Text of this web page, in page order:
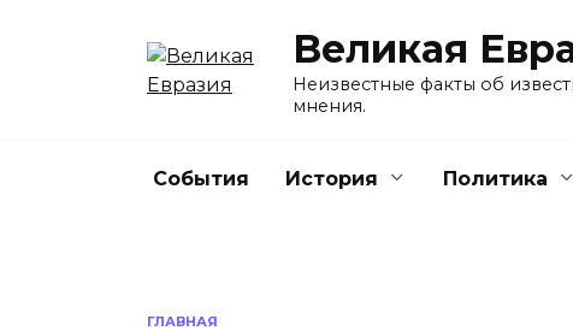
Великая
Неизвестные факты об
мнения.
События История Политика
ГЛАВНАЯ